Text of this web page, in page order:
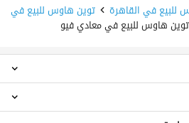
للبيع في القاهرة توين هاوس للبيع في
توين هاوس للبيع في معادي فيو